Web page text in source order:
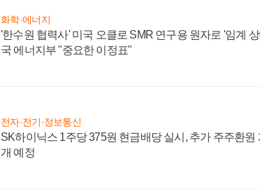
화학·에너지
'한수원 협력사' 미국 오클로 SMR 연구용 원자로 '임계 상
국 에너지부 "중요한 이정표"
전자·전기·정보통신
SK하이닉스 1주당 375원 현금배당 실시, 추가 주주환원
개 예정